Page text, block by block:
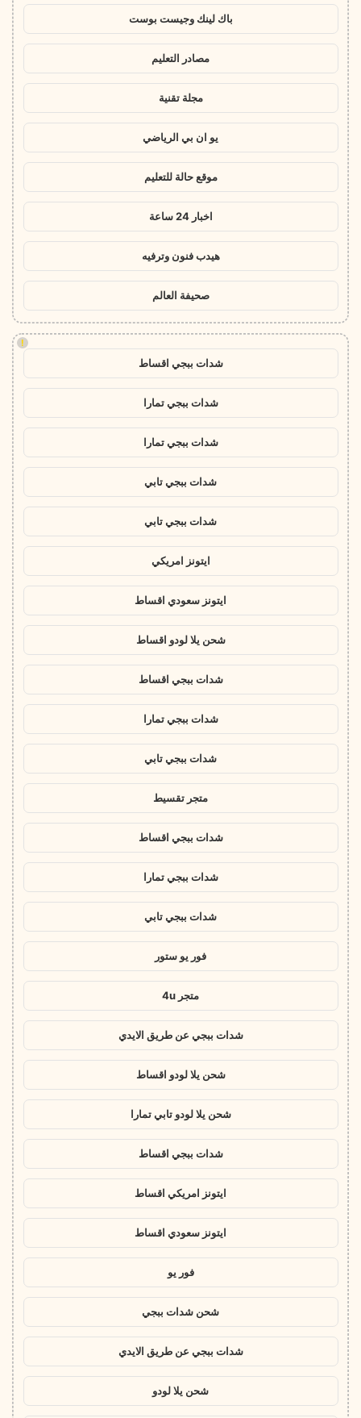
باك لينك وجيست بوست
مصادر التعليم
مجلة تقنية
يو ان بي الرياضي
موقع حالة للتعليم
اخبار 24 ساعة
هيدب فنون وترفيه
صحيفة العالم
!
شدات ببجي اقساط
شدات ببجي تمارا
شدات ببجي تمارا
شدات ببجي تابي
شدات ببجي تابي
ايتونز امريكي
ايتونز سعودي اقساط
شحن يلا لودو اقساط
شدات ببجي اقساط
شدات ببجي تمارا
شدات ببجي تابي
متجر تقسيط
شدات ببجي اقساط
شدات ببجي تمارا
شدات ببجي تابي
فور يو ستور
متجر 4u
شدات ببجي عن طريق الايدي
شحن يلا لودو اقساط
شحن يلا لودو تابي تمارا
شدات ببجي اقساط
ايتونز امريكي اقساط
ايتونز سعودي اقساط
فور يو
شحن شدات ببجي
شدات ببجي عن طريق الايدي
شحن يلا لودو